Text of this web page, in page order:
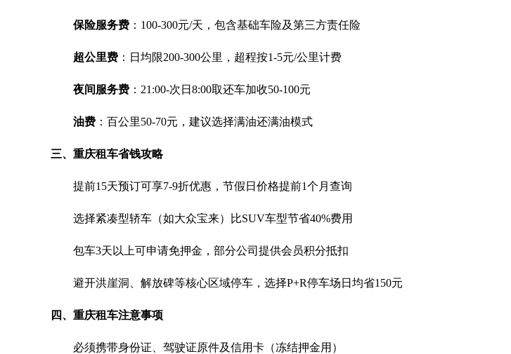
保险服务费 ：100-300元/天，包含基础车险及第三方责任险
超公里费 ：日均限200-300公里，超程按1-5元/公里计费
夜间服务费 ：21:00-次日8:00取还车加收50-100元
油费 ：百公里50-70元，建议选择满油还满油模式
三、重庆租车省钱攻略
提前15天预订可享7-9折优惠，节假日价格提前1个月查询
选择紧凑型轿车（如大众宝来）比SUV车型节省40%费用
包车3天以上可申请免押金，部分公司提供会员积分抵扣
避开洪崖洞、解放碑等核心区域停车，选择P+R停车场日均省150元
四、重庆租车注意事项
必须携带身份证、驾驶证原件及信用卡（冻结押金用）